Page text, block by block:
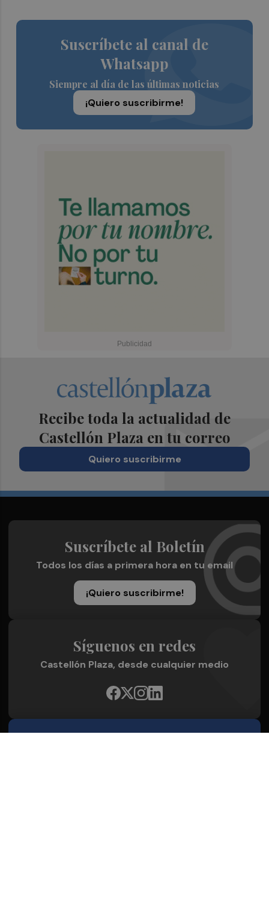
Suscríbete al canal de
Whatsapp
Siempre al día de las últimas noticias
¡Quiero suscribirme!
Recibe toda la actualidad de
Castellón Plaza en tu correo
Quiero suscribirme
Suscríbete al Boletín
Todos los días a primera hora en tu email
¡Quiero suscribirme!
Síguenos en redes
Castellón Plaza, desde cualquier medio